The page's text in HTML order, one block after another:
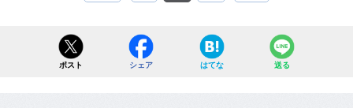
ポスト シェア はてな 送る